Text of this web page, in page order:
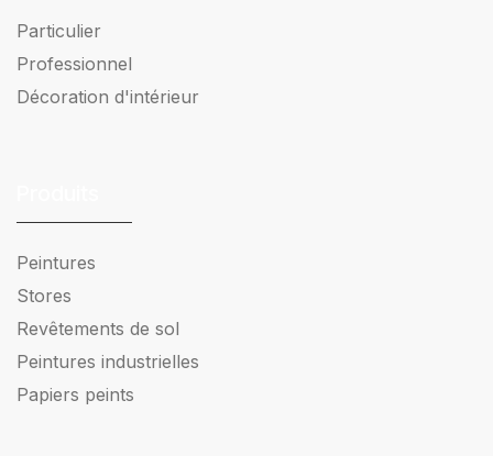
Particulier
Professionnel
Décoration d'intérieur
Peintures
Stores
Revêtements de sol
Peintures industrielles
Papiers peints